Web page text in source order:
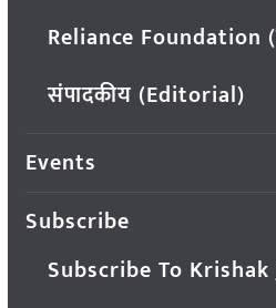
Reliance Foundation
संपादकीय (Editorial)
Events
Subscribe
Subscribe To